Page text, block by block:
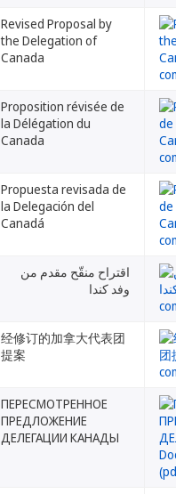
Revised Proposal by
the Delegation of
Canada
Proposition révisée de
la Délégation du
Canada
Propuesta revisada de
la Delegación del
Canadá
اقتراح منقّح مقدم من
وفد كندا
经修订的加拿大代表团
提案
ПЕРЕСМОТРЕННОЕ
ПРЕДЛОЖЕНИЕ
ДЕЛЕГАЦИИ КАНАДЫ